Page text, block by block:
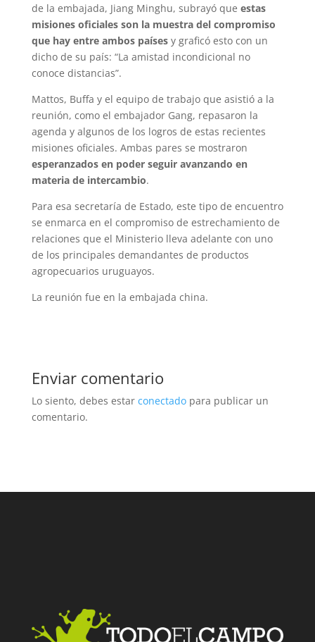
de la embajada, Jiang Minghu, subrayó que estas
misiones oficiales son la muestra del compromiso
que hay entre ambos paísesy graficó esto con un
dicho de su país: “La amistad incondicional no
conoce distancias”.
Mattos, Buffa y el equipo de trabajo que asistió a la
reunión, como el embajador Gang, repasaron la
agenda y algunos de los logros de estas recientes
misiones oficiales. Ambas pares se mostraron
esperanzados en poder seguir avanzando en
materia de intercambio.
Para esa secretaría de Estado, este tipo de encuentro
se enmarca en el compromiso de estrechamiento de
relaciones que el Ministerio lleva adelante con uno
de los principales demandantes de productos
agropecuarios uruguayos.
La reunión fue en la embajada china.
Enviar comentario
Lo siento, debes estar conectadopara publicar un
comentario.
Facebook